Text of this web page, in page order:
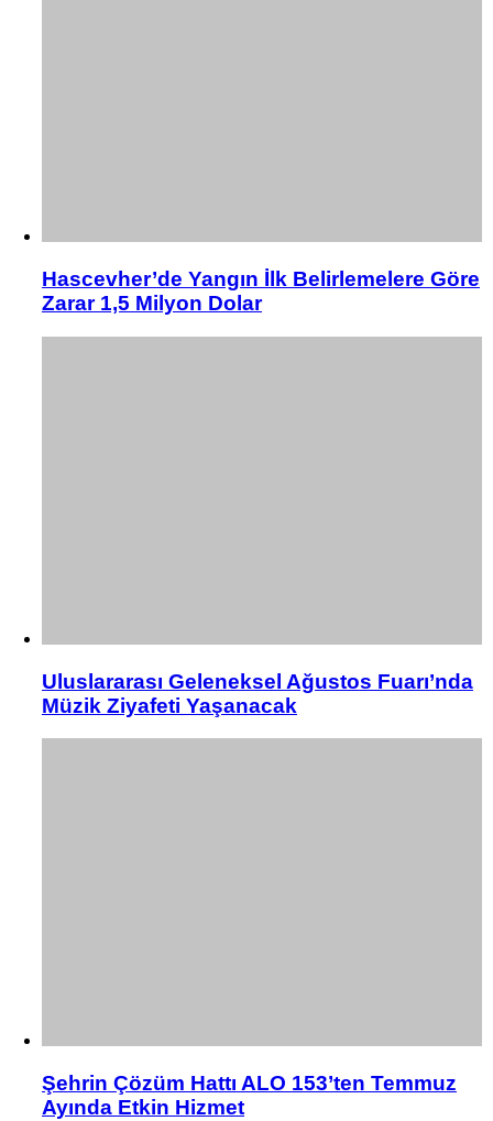
Hascevher’de Yangın İlk Belirlemelere Göre
Zarar 1,5 Milyon Dolar
Uluslararası Geleneksel Ağustos Fuarı’nda
Müzik Ziyafeti Yaşanacak
Şehrin Çözüm Hattı ALO 153’ten Temmuz
Ayında Etkin Hizmet